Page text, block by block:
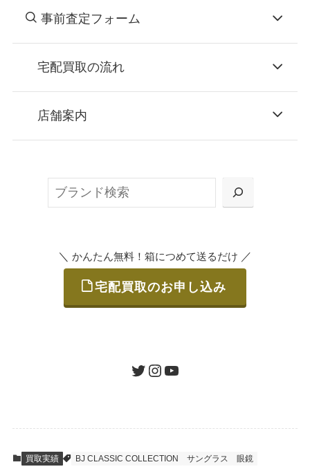
事前査定フォーム
宅配買取の流れ
お申込み
または梱包材不要の「集荷申込」からお選び
ご発送
査定結果のご承認 / 入金
店舗案内
＼ かんたん無料！箱につめて送るだけ ／
宅配買取のお申し込み
ツイッターインスタグラムユーチューブ
買取実績 BJ CLASSIC COLLECTION サングラス 眼鏡